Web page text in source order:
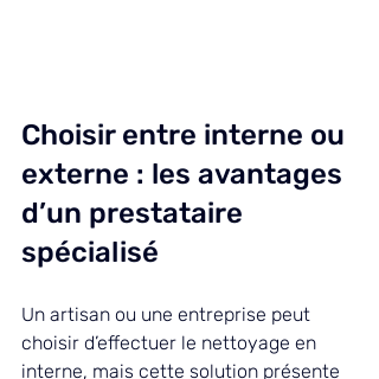
Choisir entre interne ou
externe : les avantages
d’un prestataire
spécialisé
Un artisan ou une entreprise peut
choisir d’effectuer le nettoyage en
interne, mais cette solution présente